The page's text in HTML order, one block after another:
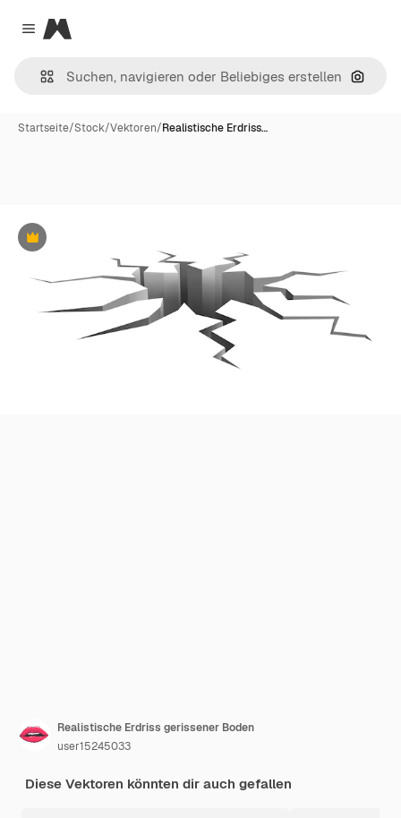
Close menu
Magnific
Nach
Startseite/Stock/Vektoren/Realistische Erdriss…
Premium
Realistische Erdriss gerissener Boden
user15245033
Diese Vektoren könnten dir auch gefallen